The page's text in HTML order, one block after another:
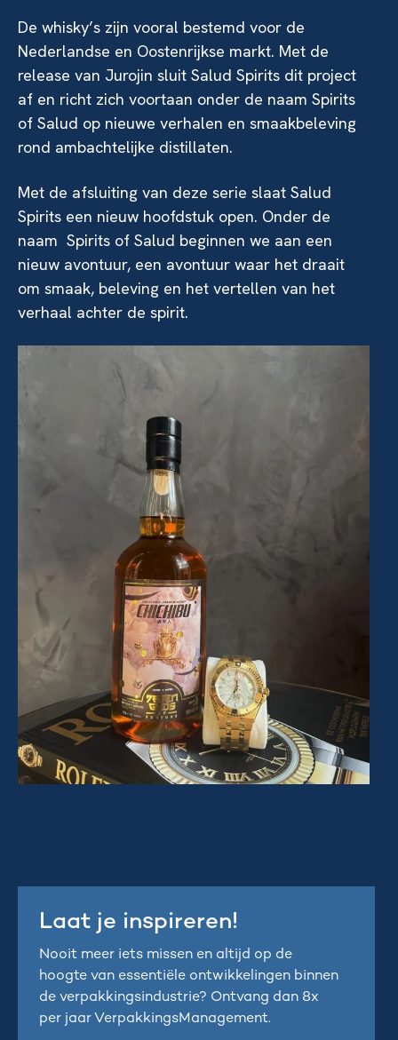
De whisky’s zijn vooral bestemd voor de
Nederlandse en Oostenrijkse markt. Met de
release van Jurojin sluit Salud Spirits dit project
af en richt zich voortaan onder de naam Spirits
of Salud op nieuwe verhalen en smaakbeleving
rond ambachtelijke distillaten.
Met de afsluiting van deze serie slaat Salud
Spirits een nieuw hoofdstuk open. Onder de
naam Spirits of Salud beginnen we aan een
nieuw avontuur, een avontuur waar het draait
om smaak, beleving en het vertellen van het
verhaal achter de spirit.
Laat je inspireren!
Nooit meer iets missen en altijd op de
hoogte van essentiële ontwikkelingen binnen
de verpakkingsindustrie? Ontvang dan 8x
per jaar VerpakkingsManagement.